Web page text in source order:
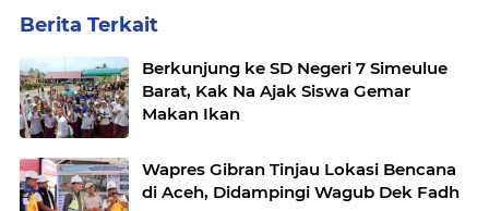
Berita Terkait
Berkunjung ke SD Negeri 7 Simeulue
Barat, Kak Na Ajak Siswa Gemar
Makan Ikan
Wapres Gibran Tinjau Lokasi Bencana
di Aceh, Didampingi Wagub Dek Fadh